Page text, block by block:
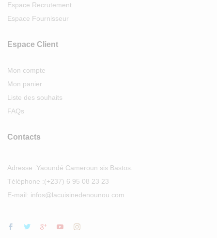
Espace Recrutement
Espace Fournisseur
Espace Client
Mon compte
Mon panier
Liste des souhaits
FAQs
Contacts
Adresse :Yaoundé Cameroun sis Bastos.
Téléphone :(+237) 6 95 08 23 23
E-mail: infos@lacuisinedenounou.com